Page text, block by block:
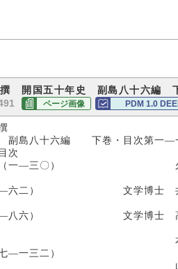
撰 開国五十年史 副島八十六編
ページ画像 PDM 1.0
副島八十六編 下巻・目次第一―
道 （一―三〇） 久
―六二） 文学博士 井
―八六） 文学博士 高
多庸
―一三二）
路弥